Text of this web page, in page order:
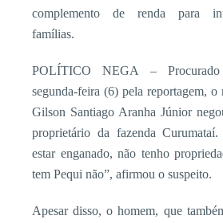
complemento de renda para
famílias.
POLÍTICO NEGA – Procurado
segunda-feira (6) pela reportagem, o
Gilson Santiago Aranha Júnior
proprietário da fazenda Curumataí.
estar enganado, não tenho
tem Pequi não”, afirmou o suspeito.
Apesar disso, o homem, que